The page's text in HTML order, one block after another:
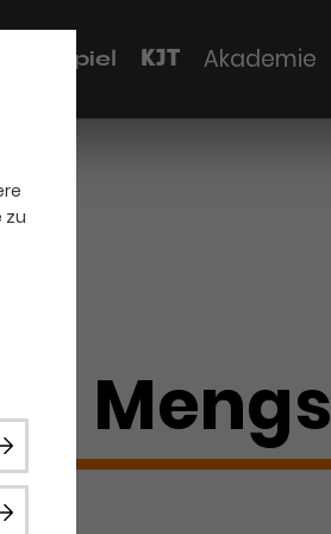
zu
KJT Akademie
Mengs